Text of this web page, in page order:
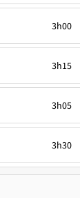
3h00
3h15
3h05
3h30